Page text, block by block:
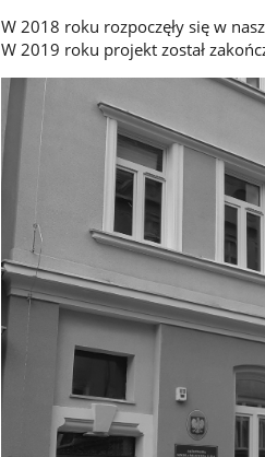
W 2018 roku rozpoczęły się w
W 2019 roku projekt został